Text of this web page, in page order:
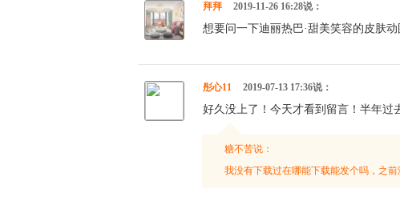
拜拜 2019-11-26 16:28说：
想要问一下迪丽热巴·甜美笑容的皮肤
彤心11 2019-07-13 17:36说：
好久没上了！今天才看到留言！半年过
糖不苦说：
我没有下载过在哪能下载能发个吗，之前